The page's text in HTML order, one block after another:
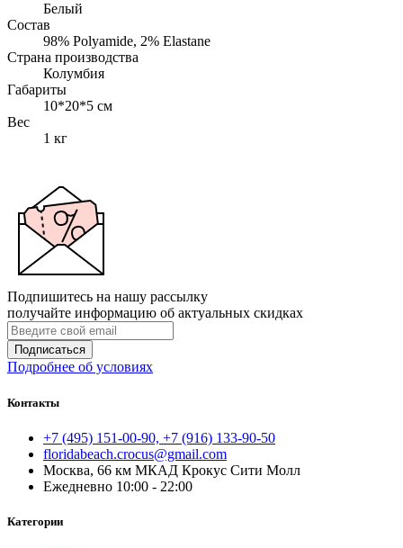
Белый
Состав
98% Polyamide, 2% Elastane
Страна производства
Колумбия
Габариты
10*20*5 см
Вес
1 кг
Подпишитесь на нашу рассылку
получайте информацию об актуальных скидках
Подписаться
Подробнее об условиях
Контакты
+7 (495) 151-00-90, +7 (916) 133-90-50
floridabeach.crocus@gmail.com
Москва, 66 км МКАД Крокус Сити Молл
Ежедневно 10:00 - 22:00
Категории